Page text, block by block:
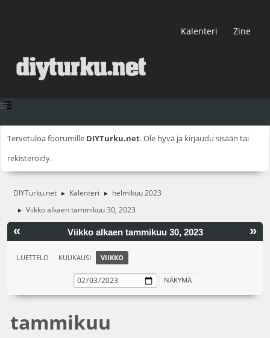
Kalenteri Zine
Tervetuloa foorumille DIYTurku.net. Ole hyvä ja kirjaudu sisään tai
rekisteröidy.
DIYTurku.net ► Kalenteri ► helmikuu 2023
► Viikko alkaen tammikuu 30, 2023
« »
Viikko alkaen tammikuu 30, 2023
LUETTELO KUUKAUSI VIIKKO
tammikuu